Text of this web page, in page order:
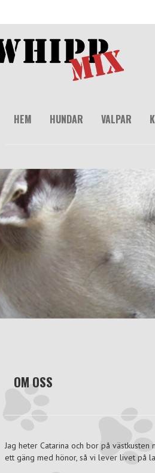
HEM HUNDAR VALPAR
OM OSS
Jag heter Catarina och bor på
ett gäng med hönor, så vi lever livet på